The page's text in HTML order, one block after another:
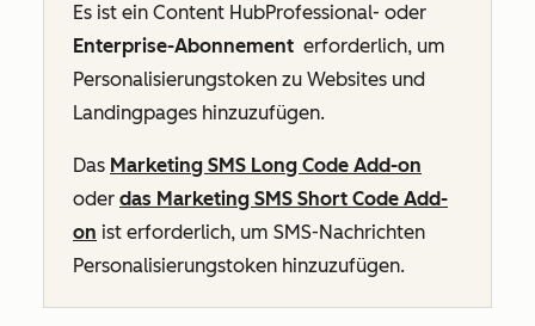
Es ist ein Content HubProfessional- oder
Enterprise-Abonnement erforderlich, um
Personalisierungstoken zu Websites und
Landingpages hinzuzufügen.
Das Marketing SMS Long Code Add-on
oder das Marketing SMS Short Code Add-
on ist erforderlich, um SMS-Nachrichten
Personalisierungstoken hinzuzufügen.